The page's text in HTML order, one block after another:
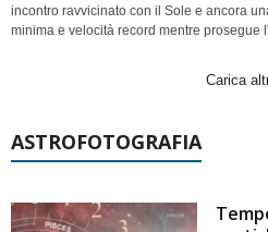
incontro ravvicinato con il Sole e ancora
minima e velocità record mentre prosegue
Carica
ASTROFOTOGRAFIA